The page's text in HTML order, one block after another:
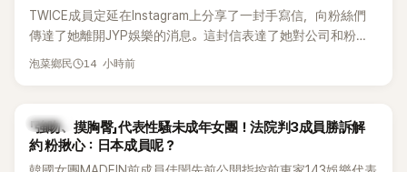
TWICE成員定延在Instagram上分享了一封手寫信，向粉絲們
傳達了她離開JYP娛樂的消息。這封信表達了她對公司和粉絲
的感謝，並展望了未來的發展。
泡菜鄉民 14 小時前
K-POP
「強吻、摸胸臀」代表性騷未成年女團！法院判3成員勝訴解
約 粉揪心：日本成員呢？